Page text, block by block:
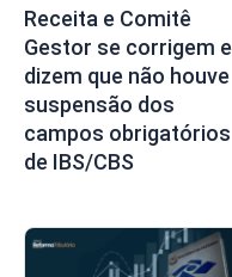
Receita e Comitê
Gestor se corrigem e
dizem que não houve
suspensão dos
campos obrigatórios
de IBS/CBS